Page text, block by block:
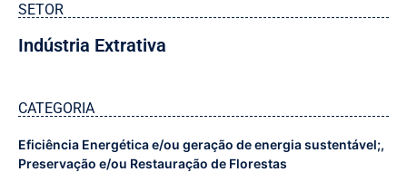
SETOR
Indústria Extrativa
CATEGORIA
Eficiência Energética e/ou geração de energia sustentável;,
Preservação e/ou Restauração de Florestas